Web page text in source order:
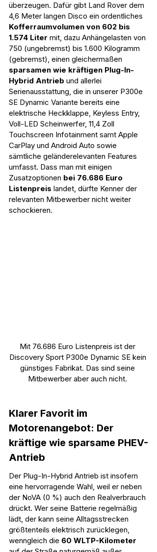
überzeugen. Dafür gibt Land Rover dem
4,6 Meter langen Disco ein ordentliches
Kofferraumvolumen von 602 bis
1.574 Liter mit, dazu Anhängelasten von
750 (ungebremst) bis 1.600 Kilogramm
(gebremst), einen gleichermaßen
sparsamen wie kräftigen Plug-In-
Hybrid Antrieb und allerlei
Serienausstattung, die in unserer P300e
SE Dynamic Variante bereits eine
elektrische Heckklappe, Keyless Entry,
Voll-LED Scheinwerfer, 11,4 Zoll
Touchscreen Infotainment samt Apple
CarPlay und Android Auto sowie
sämtliche geländerelevanten Features
umfasst. Dass man mit einigen
Zusatzoptionen bei 76.686 Euro
Listenpreis landet, dürfte Kenner der
relevanten Mitbewerber nicht weiter
schockieren.
Mit 76.686 Euro Listenpreis ist der
Discovery Sport P300e Dynamic SE kein
günstiges Fabrikat. Das sind seine
Mitbewerber aber auch nicht.
Klarer Favorit im
Motorenangebot: Der
kräftige wie sparsame PHEV-
Antrieb
Der Plug-In-Hybrid Antrieb ist insofern
eine hervorragende Wahl, weil er neben
der NoVA (0 %) auch den Realverbrauch
drückt. Wer seine Batterie regelmäßig
lädt, der kann seine Alltagsstrecken
größtenteils elektrisch zurücklegen,
wenngleich die 60 WLTP-Kilometer